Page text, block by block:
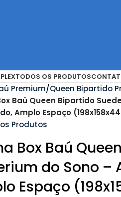
TODOS OS PRODUTOS
Premium Queen Bipartido
Baú Queen Bipartido
Amplo Espaço
Produtos
Box Baú
do Sono –
Espaço